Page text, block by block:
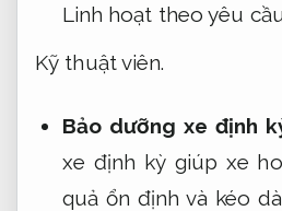
Linh hoạt theo yêu
Kỹ thuật viên.
Bảo dưỡng xe định
xe định kỳ giúp xe
quả ổn định và kéo